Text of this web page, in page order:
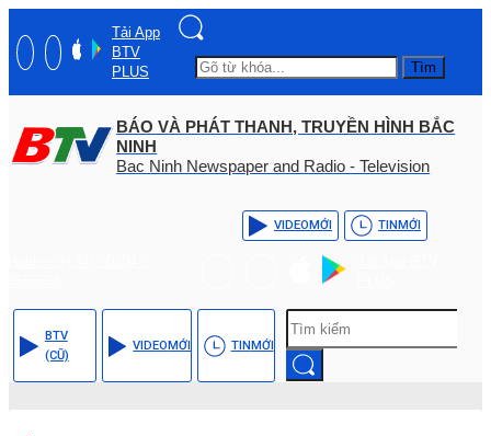
Tải App
BTV
PLUS
Tìm
BÁO VÀ PHÁT THANH, TRUYỀN HÌNH BẮC
NINH
Bac Ninh Newspaper and Radio - Television
VIDEOMỚI TINMỚI
BTV
(CŨ)
VIDEOMỚI TINMỚI